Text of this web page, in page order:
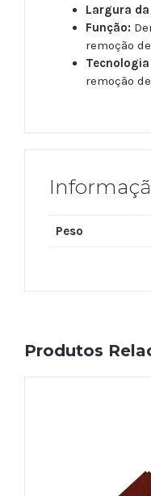
Largura
Função:
remoção
Tecnologia
remoção
Peso
Produtos